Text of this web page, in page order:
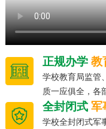
正规办学教
学校教育局监管
质一应俱全，各
全封闭式军
学校全封闭式军